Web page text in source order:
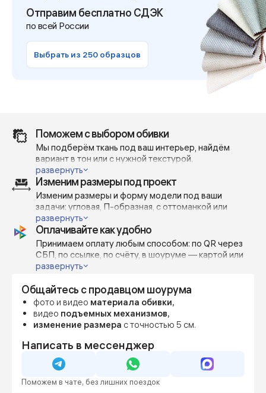
Отправим бесплатно СДЭК
по всей России
Выбрать из 250 образцов
Поможем с выбором обивки
Мы подберём ткань под ваш интерьер, найдём
вариант в тон или с нужной текстурой.
Отправим реальные фото и видео — без фильтров и
при дневном освещении, чтобы вы точно понимали,
как выглядит материал в жизни.
Поможем сделать выбор — с учётом вашей мебели,
проекта или личных предпочтений.
развернуть
Изменим размеры под проект
Изменим размеры и форму модели под ваши
задачи: угловая, П-образная, с оттоманкой или
открытым краем — всё возможно.
Изготавливаем по индивидуальным габаритам с
шагом 5-10 см, чтобы точно вписать диван в
пространство или дизайн-проект.
развернуть
Оплачивайте как удобно
Принимаем оплату любым способом: по QR через
СБП, по ссылке, по счёту, в шоуруме — картой или
наличными.
готовности.
Фиксируем цену сразу, даже если мебель
понадобится позже — чтобы вы были уверены в
бюджете и сроках.
развернуть
Общайтесь с продавцом шоурума
фото и видео материала обивки,
видео подъемных механизмов,
изменение размера с точностью 5 см.
Написать в мессенджер
Поможем в чате, без лишних поездок